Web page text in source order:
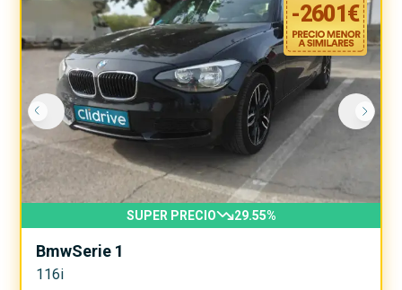
-2601€
SUPER PRECIO 29.55%
BmwSerie 1
116i